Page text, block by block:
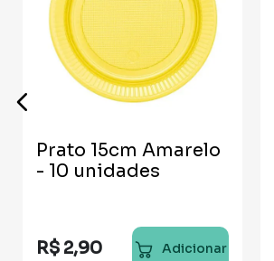
Prato 15cm Amarelo
- 10 unidades
R$ 2,90 Adicionar